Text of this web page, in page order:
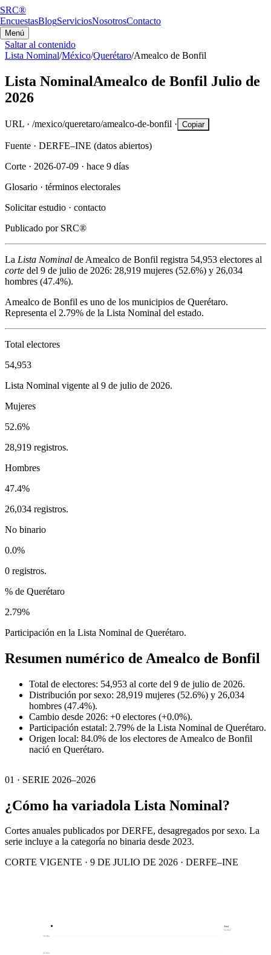
SRC®
EncuestasBlogServiciosNosotrosContacto
Menú
Saltar al contenido
Lista Nominal/México/Querétaro/Amealco de Bonfil
Lista NominalAmealco de Bonfil Julio de
2026
URL · /mexico/queretaro/amealco-de-bonfil · Copiar
Fuente · DERFE–INE (datos abiertos)
Corte · 2026-07-09 · hace 9 días
Glosario · términos electorales
Solicitar estudio · contacto
Publicado por SRC®
La Lista Nominal de Amealco de Bonfil registra 54,953 electores al
corte del 9 de julio de 2026: 28,919 mujeres (52.6%) y 26,034
hombres (47.4%).
Amealco de Bonfil es uno de los municipios de Querétaro.
Representa el 2.79% de la Lista Nominal del estado.
Total electores
54,953
Lista Nominal vigente al 9 de julio de 2026.
Mujeres
52.6%
28,919 registros.
Hombres
47.4%
26,034 registros.
No binario
0.0%
0 registros.
% de Querétaro
2.79%
Participación en la Lista Nominal de Querétaro.
Resumen numérico de Amealco de Bonfil
Total de electores: 54,953 al corte del 9 de julio de 2026.
Distribución por sexo: 28,919 mujeres (52.6%) y 26,034
hombres (47.4%).
Cambio desde 2026: +0 electores (+0.0%).
Participación estatal: 2.79% de la Lista Nominal de Querétaro.
Origen local: 84.0% de los electores de Amealco de Bonfil
nació en Querétaro.
01 · SERIE 2026–2026
¿Cómo ha variadola Lista Nominal?
Cortes anuales publicados por DERFE, desagregados por sexo. La
serie incluye a la categoría no binaria desde 2023.
CORTE VIGENTE · 9 DE JULIO DE 2026 · DERFE–INE
43,964
50,904
Total
54,953